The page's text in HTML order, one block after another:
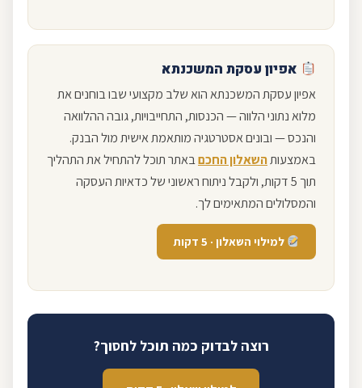
אפיון עסקת המשכנתא
אפיון עסקת המשכנתא הוא שלב מקצועי שבו בוחנים את
מלוא נתוני הלווה — הכנסות, התחייבויות, גובה ההלוואה
והנכס — ובונים אסטרטגיה מותאמת אישית מול הבנק.
באמצעותהשאלון החכםבאתר תוכל להתחיל את התהליך
תוך 5 דקות, ולקבל ניתוח ראשוני של כדאיות העסקה
והמסלולים המתאימים לך.
למילוי השאלון · 5 דקות
רוצה לבדוק כמה תוכל לחסוך?